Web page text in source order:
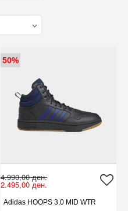
50%
4.990,00 ден.
2.495,00 ден.
Adidas HOOPS 3.0 MID WTR